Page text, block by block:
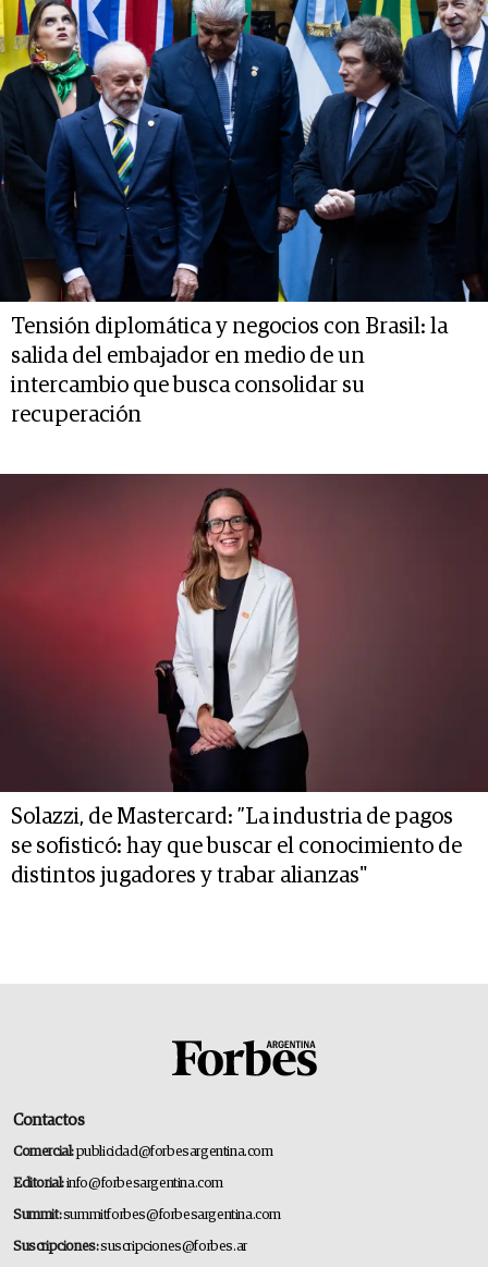
Tensión diplomática y negocios con Brasil: la
salida del embajador en medio de un
intercambio que busca consolidar su
recuperación
Solazzi, de Mastercard: ”La industria de pagos
se sofisticó: hay que buscar el conocimiento de
distintos jugadores y trabar alianzas"
Contactos
Comercial:publicidad@forbesargentina.com
Editorial:info@forbesargentina.com
Summit:summitforbes@forbesargentina.com
Suscripciones:suscripciones@forbes.ar